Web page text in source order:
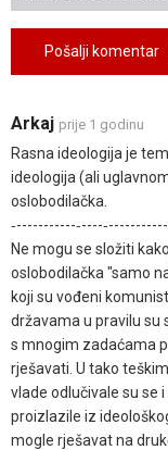
Pošalji komentar
Arkaj prije 1 godinu
Rasna ideologija je
ideologija (ali
oslobodilačka.
‐-----------‐----
Ne mogu se složiti
oslobodilačka "samo
koji su vođeni
državama u pravilu su
s mnogim zadaćama
rješavati. U tako
vlade odlučivale su se
proizlazile iz
mogle rješavat na